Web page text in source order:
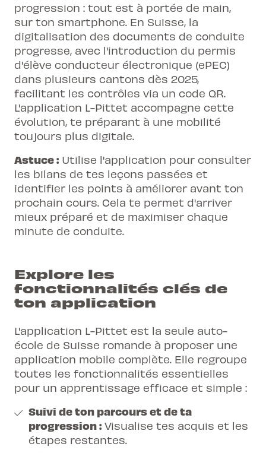
progression : tout est à portée de main,
sur ton smartphone. En Suisse, la
digitalisation des documents de conduite
progresse, avec l'introduction du permis
d'élève conducteur électronique (ePEC)
dans plusieurs cantons dès 2025,
facilitant les contrôles via un code QR.
L'application L-Pittet accompagne cette
évolution, te préparant à une mobilité
toujours plus digitale.
Astuce : Utilise l'application pour consulter
les bilans de tes leçons passées et
identifier les points à améliorer avant ton
prochain cours. Cela te permet d'arriver
mieux préparé et de maximiser chaque
minute de conduite.
Explore les
fonctionnalités clés de
ton application
L'application L-Pittet est la seule auto-
école de Suisse romande à proposer une
application mobile complète. Elle regroupe
toutes les fonctionnalités essentielles
pour un apprentissage efficace et simple :
Suivi de ton parcours et de ta
progression : Visualise tes acquis et les
étapes restantes.